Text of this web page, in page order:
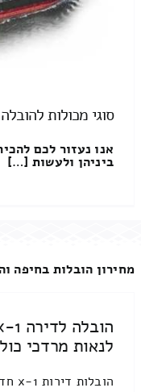
סוגי מכולות
אנו נעזור לכם
ביניהן ולעשות […]
מחירון הובלות בחיפה
לנאות מרדכי
הובלות דירות 1-x חדרים מחיר מקרית ביאליק ← [...]